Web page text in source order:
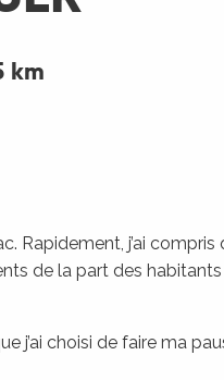
km
Rapidement, j’ai compris
de la part des
j’ai choisi de faire ma